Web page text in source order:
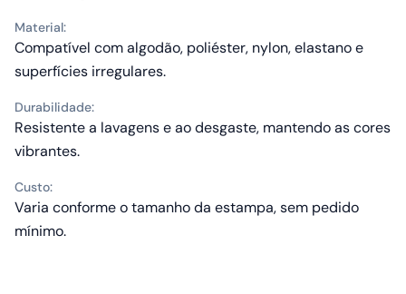
Material:
Compatível com algodão, poliéster, nylon, elastano e
superfícies irregulares.
Durabilidade:
Resistente a lavagens e ao desgaste, mantendo as cores
vibrantes.
Custo:
Varia conforme o tamanho da estampa, sem pedido
mínimo.